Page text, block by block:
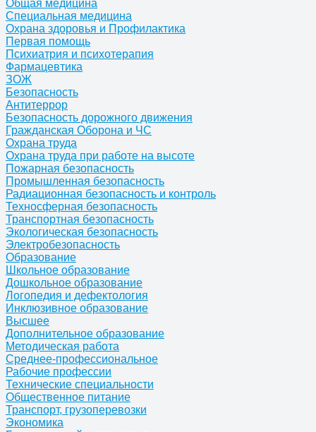
Общая медицина
Специальная медицина
Охрана здоровья и Профилактика
Первая помощь
Психиатрия и психотерапия
Фармацевтика
ЗОЖ
Безопасность
Антитеррор
Безопасность дорожного движения
Гражданская Оборона и ЧС
Охрана труда
Охрана труда при работе на высоте
Пожарная безопасность
Промышленная безопасность
Радиационная безопасность и контроль
Техносферная безопасность
Транспортная безопасность
Экологическая безопасность
Электробезопасность
Образование
Школьное образование
Дошкольное образование
Логопедия и дефектология
Инклюзивное образование
Высшее
Дополнительное образование
Методическая работа
Среднее-профессиональное
Рабочие профессии
Технические специальности
Общественное питание
Транспорт, грузоперевозки
Экономика